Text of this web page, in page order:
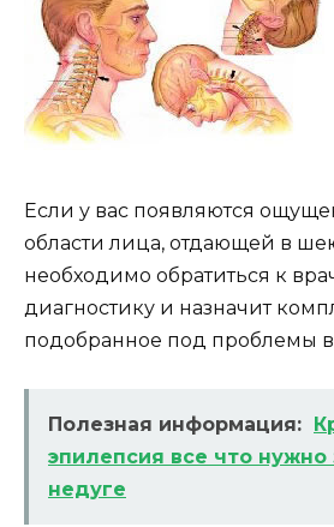
Если у вас появляются
области лица, отдающей в
необходимо обратиться к
диагностику и назначит
подобранное под проблемы
Полезная информация:
эпилепсия все что нужно
недуге